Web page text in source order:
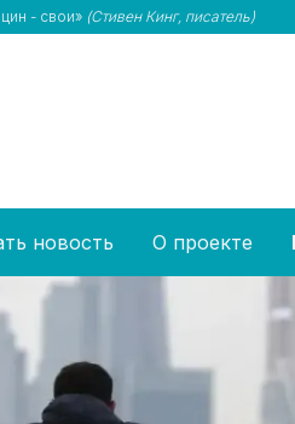
- свои» (Стивен Кинг, писатель)
новость О проекте